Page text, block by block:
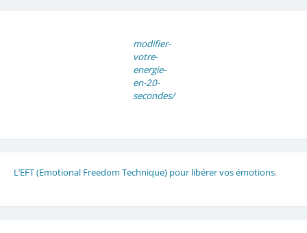
modifier-
votre-
energie-
en-20-
secondes/
L’EFT (Emotional Freedom Technique) pour libérer vos émotions.